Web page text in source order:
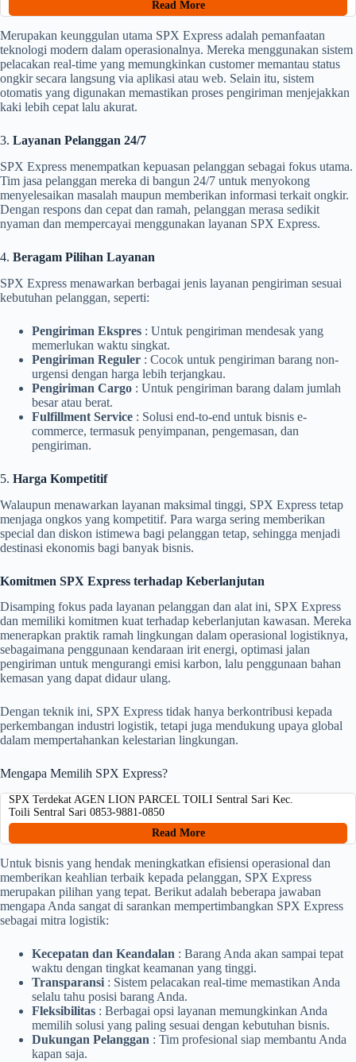
Read More
Merupakan keunggulan utama SPX Express adalah pemanfaatan
teknologi modern dalam operasionalnya. Mereka menggunakan sistem
pelacakan real-time yang memungkinkan customer memantau status
ongkir secara langsung via aplikasi atau web. Selain itu, sistem
otomatis yang digunakan memastikan proses pengiriman menjejakkan
kaki lebih cepat lalu akurat.
3. Layanan Pelanggan 24/7
SPX Express menempatkan kepuasan pelanggan sebagai fokus utama.
Tim jasa pelanggan mereka di bangun 24/7 untuk menyokong
menyelesaikan masalah maupun memberikan informasi terkait ongkir.
Dengan respons dan cepat dan ramah, pelanggan merasa sedikit
nyaman dan mempercayai menggunakan layanan SPX Express.
4. Beragam Pilihan Layanan
SPX Express menawarkan berbagai jenis layanan pengiriman sesuai
kebutuhan pelanggan, seperti:
Pengiriman Ekspres : Untuk pengiriman mendesak yang
memerlukan waktu singkat.
Pengiriman Reguler : Cocok untuk pengiriman barang non-
urgensi dengan harga lebih terjangkau.
Pengiriman Cargo : Untuk pengiriman barang dalam jumlah
besar atau berat.
Fulfillment Service : Solusi end-to-end untuk bisnis e-
commerce, termasuk penyimpanan, pengemasan, dan
pengiriman.
5. Harga Kompetitif
Walaupun menawarkan layanan maksimal tinggi, SPX Express tetap
menjaga ongkos yang kompetitif. Para warga sering memberikan
special dan diskon istimewa bagi pelanggan tetap, sehingga menjadi
destinasi ekonomis bagi banyak bisnis.
Komitmen SPX Express terhadap Keberlanjutan
Disamping fokus pada layanan pelanggan dan alat ini, SPX Express
dan memiliki komitmen kuat terhadap keberlanjutan kawasan. Mereka
menerapkan praktik ramah lingkungan dalam operasional logistiknya,
sebagaimana penggunaan kendaraan irit energi, optimasi jalan
pengiriman untuk mengurangi emisi karbon, lalu penggunaan bahan
kemasan yang dapat didaur ulang.
Dengan teknik ini, SPX Express tidak hanya berkontribusi kepada
perkembangan industri logistik, tetapi juga mendukung upaya global
dalam mempertahankan kelestarian lingkungan.
Mengapa Memilih SPX Express?
SPX Terdekat AGEN LION PARCEL TOILI Sentral Sari Kec.
Toili Sentral Sari 0853-9881-0850
Read More
Untuk bisnis yang hendak meningkatkan efisiensi operasional dan
memberikan keahlian terbaik kepada pelanggan, SPX Express
merupakan pilihan yang tepat. Berikut adalah beberapa jawaban
mengapa Anda sangat di sarankan mempertimbangkan SPX Express
sebagai mitra logistik:
Kecepatan dan Keandalan : Barang Anda akan sampai tepat
waktu dengan tingkat keamanan yang tinggi.
Transparansi : Sistem pelacakan real-time memastikan Anda
selalu tahu posisi barang Anda.
Fleksibilitas : Berbagai opsi layanan memungkinkan Anda
memilih solusi yang paling sesuai dengan kebutuhan bisnis.
Dukungan Pelanggan : Tim profesional siap membantu Anda
kapan saja.